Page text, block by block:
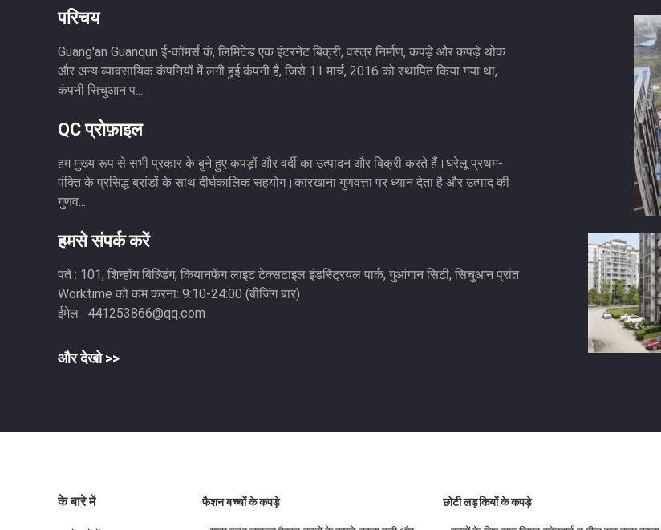
परिचय
Guang'an Guanqun ई-कॉमर्स कं, लिमिटेड एक इंटरनेट बिक्री, वस्त्र निर्माण, कपड़े और कपड़े थोक
और अन्य व्यावसायिक कंपनियों में लगी हुई कंपनी है, जिसे 11 मार्च, 2016 को स्थापित किया गया था,
कंपनी सिचुआन प...
QC प्रोफ़ाइल
हम मुख्य रूप से सभी प्रकार के बुने हुए कपड़ों और वर्दी का उत्पादन और बिक्री करते हैं।घरेलू प्रथम-
पंक्ति के प्रसिद्ध ब्रांडों के साथ दीर्घकालिक सहयोग।कारखाना गुणवत्ता पर ध्यान देता है और उत्पाद की
गुणव...
हमसे संपर्क करें
पते : 101, शिन्होंग बिल्डिंग, कियानफेंग लाइट टेक्सटाइल इंडस्ट्रियल पार्क, गुआंगान सिटी, सिचुआन प्रांत
Worktime को कम करना: 9:10-24:00 (बीजिंग बार)
ईमेल : 441253866@qq.com
और देखो >>
के बारे में फैशन बच्चों के कपड़े छोटी लड़कियों के कपड़े